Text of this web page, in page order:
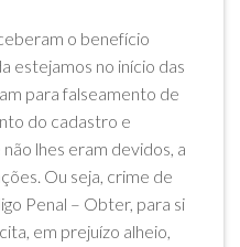
o benefício
estejamos no início das
para falseamento de
do cadastro e
lhes eram devidos, a
Ou seja, crime de
Penal – Obter, para si
em prejuízo alheio,